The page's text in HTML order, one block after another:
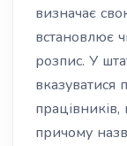
визначає
встановлює
розпис. У
вказуватися
причому